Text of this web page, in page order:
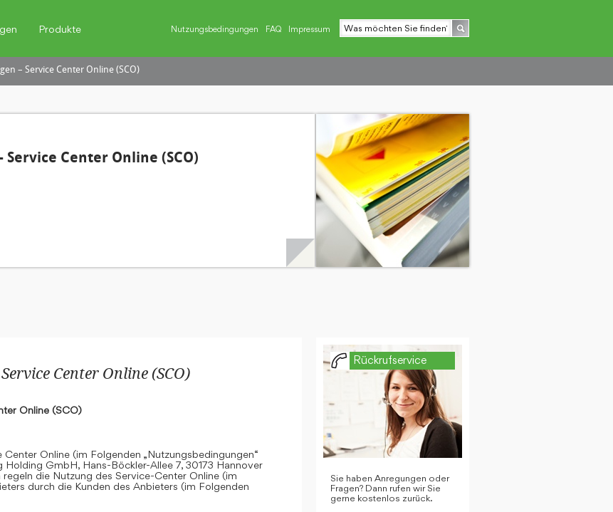
Produkte Nutzungsbedingungen FAQ Impressum
– Service Center Online (SCO)
Center Online (SCO)
Center Online (SCO)
Online (SCO)
Online (im Folgenden „Nutzungsbedingungen“
GmbH, Hans-Böckler-Allee 7, 30173 Hannover
die Nutzung des Service-Center Online (im
durch die Kunden des Anbieters (im Folgenden
Rückrufservice
Sie haben Anregungen oder
Fragen? Dann rufen wir Sie
gerne kostenlos zurück.